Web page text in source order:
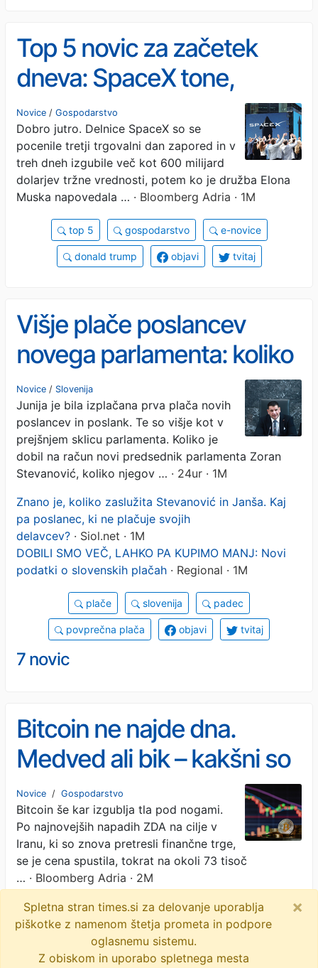
Top 5 novic za začetek
dneva: SpaceX tone,
kriptoborza Binance
odhaja iz Evrope?
Novice / Gospodarstvo
Dobro jutro. Delnice SpaceX so se
pocenile tretji trgovalni dan zapored in v
treh dneh izgubile več kot 600 milijard
dolarjev tržne vrednosti, potem ko je družba Elona
Muska napovedala … · Bloomberg Adria · 1M
top 5 gospodarstvo e-novice
donald trump objavi tvitaj
Višje plače poslancev
novega parlamenta: koliko
znašajo?
Novice / Slovenija
Junija je bila izplačana prva plača novih
poslancev in poslank. Te so višje kot v
prejšnjem sklicu parlamenta. Koliko je
dobil na račun novi predsednik parlamenta Zoran
Stevanović, koliko njegov … · 24ur · 1M
Znano je, koliko zaslužita Stevanović in Janša. Kaj
pa poslanec, ki ne plačuje svojih
delavcev? · Siol.net · 1M
DOBILI SMO VEČ, LAHKO PA KUPIMO MANJ: Novi
podatki o slovenskih plačah · Regional · 1M
plače slovenija padec
povprečna plača objavi tvitaj
7 novic
Bitcoin ne najde dna.
Medved ali bik – kakšni so
možni scenariji?
Novice / Gospodarstvo
Bitcoin še kar izgublja tla pod nogami.
Po najnovejših napadih ZDA na cilje v
Iranu, ki so znova pretresli finančne trge,
se je cena spustila, tokrat na okoli 73 tisoč
… · Bloomberg Adria · 2M
umetna inteligenca kriptovalute bitcoin
zlato objavi
Spletna stran times.si za delovanje uporablja
piškotke z namenom štetja prometa in podpore
oglasnemu sistemu.
Z obiskom in uporabo spletnega mesta
×